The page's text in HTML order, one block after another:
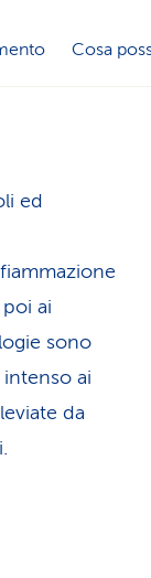
Cosa
ed
ai
sono
ai
da